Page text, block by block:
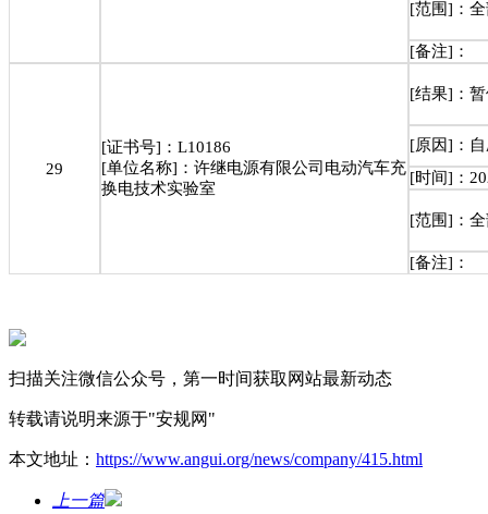
[范围]：
[备注]：
29
[证书号]：L10186
[单位名称]：许继电源有限公司电动汽车充
换电技术实验室
[结果]：
[原因]：
[时间]：
[范围]：
[备注]：
扫描关注微信公众号，第一时间获取网站最新动态
转载请说明来源于"安规网"
本文地址： https://www.angui.org/news/company/415.html
上一篇